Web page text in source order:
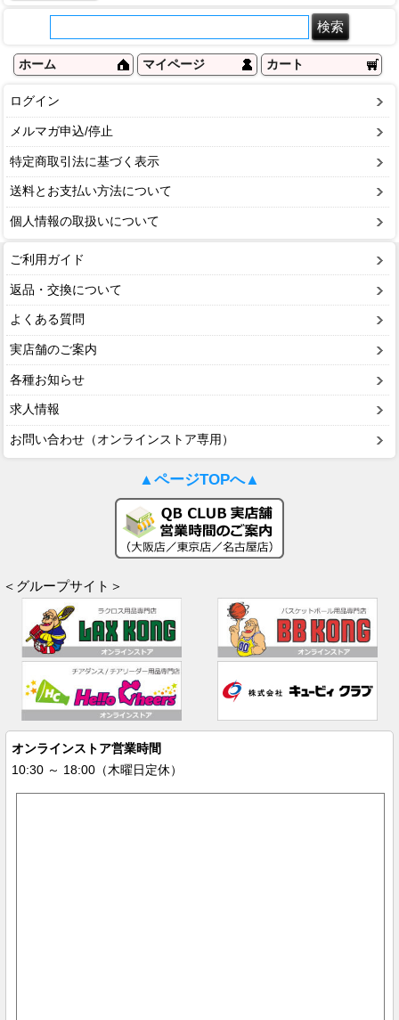
ホーム マイページ カート
ログイン
メルマガ申込/停止
特定商取引法に基づく表示
送料とお支払い方法について
個人情報の取扱いについて
ご利用ガイド
返品・交換について
よくある質問
実店舗のご案内
各種お知らせ
求人情報
お問い合わせ（オンラインストア専用）
▲ページTOPへ▲
＜グループサイト＞
オンラインストア営業時間
10:30 ～ 18:00（木曜日定休）